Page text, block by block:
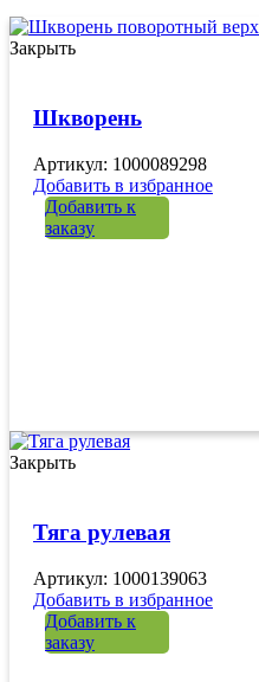
Закрыть
Шкворень
Артикул: 1000089298
Добавить в избранное
Добавить к
заказу
Закрыть
Тяга рулевая
Артикул: 1000139063
Добавить в избранное
Добавить к
заказу